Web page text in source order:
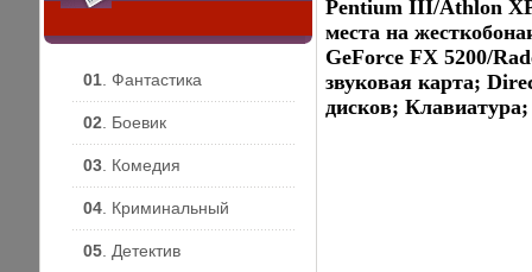
01 . Фантастика
02 . Боевик
03 . Комедия
04 . Криминальный
05 . Детектив
Pentium III/Athlon
места на
GeForce FX 5200/
звуковая карта;
дисков;